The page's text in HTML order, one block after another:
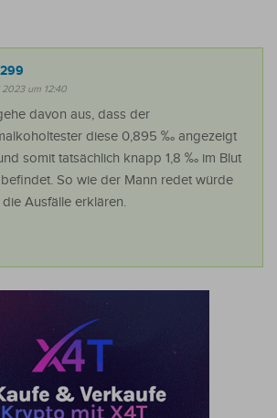
2023 um 12:40
davon aus, dass der
diese 0,895 ‰ angezeigt
somit tatsächlich knapp 1,8 ‰ im Blut
So wie der Mann redet würde
Ausfälle erklären.